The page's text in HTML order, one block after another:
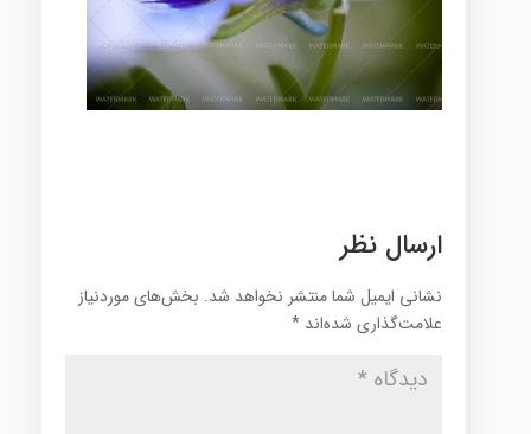
ارسال نظر
نشانی ایمیل شما منتشر نخواهد شد. بخش‌های موردنیاز
علامت‌گذاری شده‌اند *